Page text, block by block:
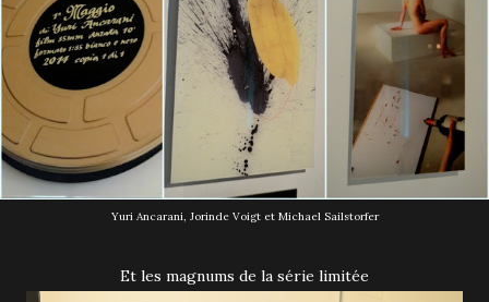
Yuri Ancarani, Jorinde Voigt et Michael Sailstorfer
Et les magnums de la série limitée